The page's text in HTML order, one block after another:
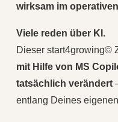
wirksam im
Viele reden über KI.
Dieser start4growing©
mit Hilfe von MS
tatsächlich verändert
entlang Deines